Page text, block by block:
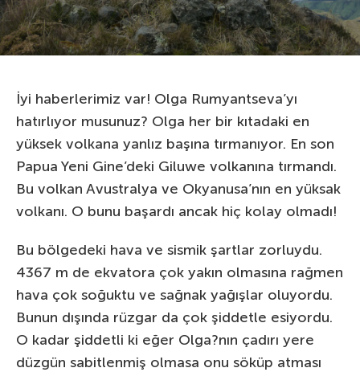
İyi haberlerimiz var! Olga Rumyantseva’yı
hatırlıyor musunuz? Olga her bir kıtadaki en
yüksek volkana yanlız başına tırmanıyor. En son
Papua Yeni Gine’deki Giluwe volkanına tırmandı.
Bu volkan Avustralya ve Okyanusa’nın en yüksak
volkanı. O bunu başardı ancak hiç kolay olmadı!
Bu bölgedeki hava ve sismik şartlar zorluydu.
4367 m de ekvatora çok yakın olmasına rağmen
hava çok soğuktu ve sağnak yağışlar oluyordu.
Bunun dışında rüzgar da çok şiddetle esiyordu.
O kadar şiddetli ki eğer Olga?nın çadırı yere
düzgün sabitlenmiş olmasa onu söküp atması